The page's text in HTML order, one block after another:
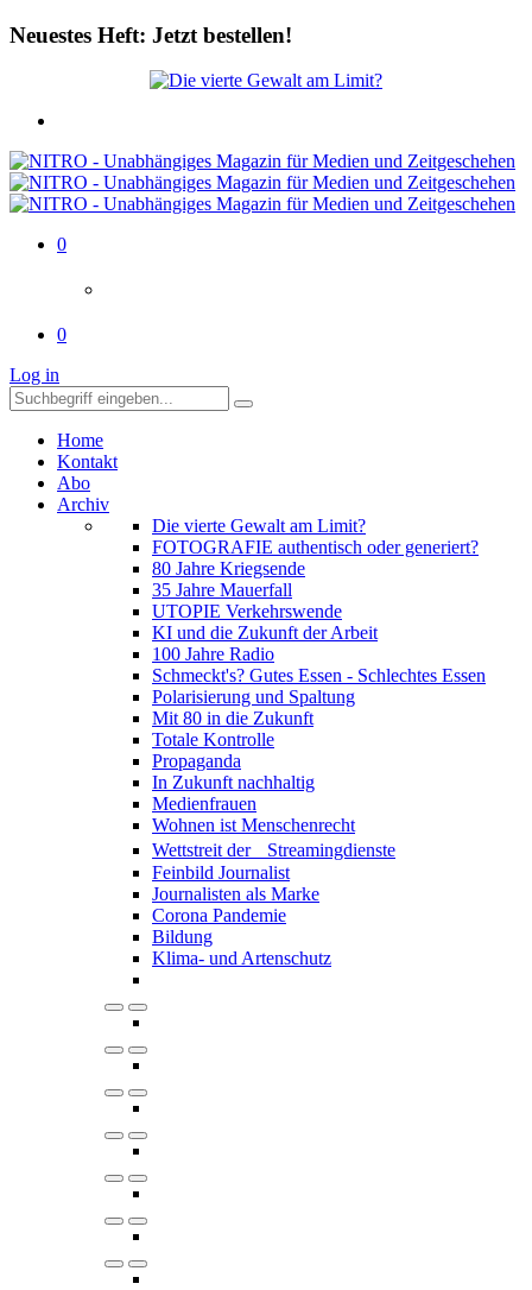
Neuestes Heft: Jetzt bestellen!
0
0
Log in
Home
Kontakt
Abo
Archiv
Die vierte Gewalt am Limit?
FOTOGRAFIE authentisch oder generiert?
80 Jahre Kriegsende
35 Jahre Mauerfall
UTOPIE Verkehrswende
KI und die Zukunft der Arbeit
100 Jahre Radio
Schmeckt's? Gutes Essen - Schlechtes Essen
Polarisierung und Spaltung
Mit 80 in die Zukunft
Totale Kontrolle
Propaganda
In Zukunft nachhaltig
Medienfrauen
Wohnen ist Menschenrecht
Wettstreit der Streamingdienste
Feinbild Journalist
Journalisten als Marke
Corona Pandemie
Bildung
Klima- und Artenschutz